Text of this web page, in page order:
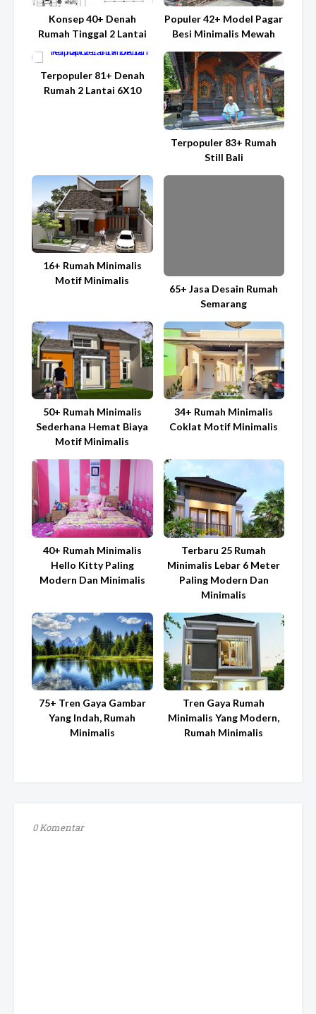
Konsep 40+ Denah
Rumah Tinggal 2 Lantai
Populer 42+ Model Pagar
Besi Minimalis Mewah
Terpopuler 81+ Denah
Rumah 2 Lantai 6X10
Terpopuler 83+ Rumah
Still Bali
16+ Rumah Minimalis
Motif Minimalis
65+ Jasa Desain Rumah
Semarang
50+ Rumah Minimalis
Sederhana Hemat Biaya
Motif Minimalis
34+ Rumah Minimalis
Coklat Motif Minimalis
40+ Rumah Minimalis
Hello Kitty Paling
Modern Dan Minimalis
Terbaru 25 Rumah
Minimalis Lebar 6 Meter
Paling Modern Dan
Minimalis
75+ Tren Gaya Gambar
Yang Indah, Rumah
Minimalis
Tren Gaya Rumah
Minimalis Yang Modern,
Rumah Minimalis
0 Komentar